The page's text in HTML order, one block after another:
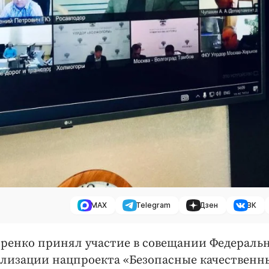
MAX Telegram Дзен ВК
принял участие в совещании
нацпроекта «Безопасные